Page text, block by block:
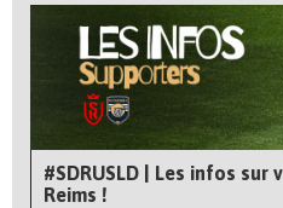
#SDRUSLD | Les infos sur
Reims !